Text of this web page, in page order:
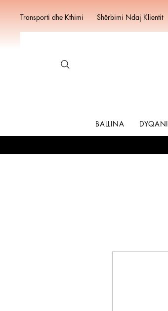
Transporti dhe Kthimi Shërbimi Ndaj Klientit
BALLINA DYQANI